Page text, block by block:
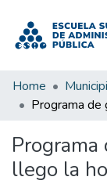
Home
llego la